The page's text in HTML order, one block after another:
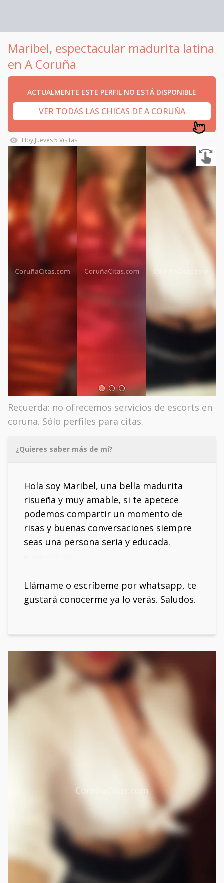
Maribel, espectacular madurita latina
en A Coruña
ACTUALMENTE ESTE PERFIL NO ESTÁ DISPONIBLE
VER TODAS LAS CHICAS DE A CORUÑA
Hoy Jueves5 Visitas
Recuerda: no ofrecemos servicios de escorts en
coruna. Sólo perfiles para citas.
¿Quieres saber más de mí?
Hola soy Maribel, una bella madurita
risueña y muy amable, si te apetece
podemos compartir un momento de
risas y buenas conversaciones siempre
seas una persona seria y educada.
Llámame o escríbeme por whatsapp, te
gustará conocerme ya lo verás. Saludos.